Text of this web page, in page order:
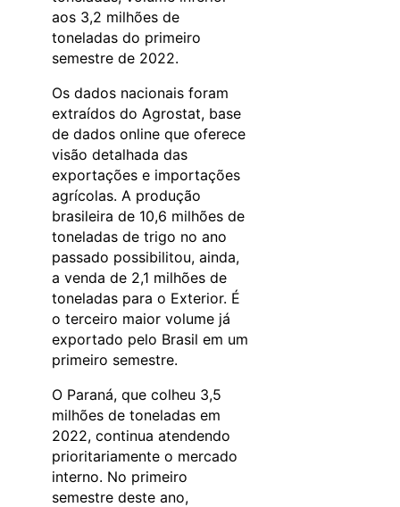
aos 3,2 milhões de
toneladas do primeiro
semestre de 2022.
Os dados nacionais foram
extraídos do Agrostat, base
de dados online que oferece
visão detalhada das
exportações e importações
agrícolas. A produção
brasileira de 10,6 milhões de
toneladas de trigo no ano
passado possibilitou, ainda,
a venda de 2,1 milhões de
toneladas para o Exterior. É
o terceiro maior volume já
exportado pelo Brasil em um
primeiro semestre.
O Paraná, que colheu 3,5
milhões de toneladas em
2022, continua atendendo
prioritariamente o mercado
interno. No primeiro
semestre deste ano,